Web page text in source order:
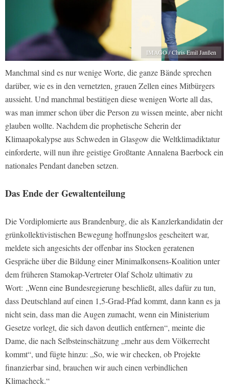
IMAGO / Chris Emil Janßen
Manchmal sind es nur wenige Worte, die ganze Bände sprechen
darüber, wie es in den vernetzten, grauen Zellen eines Mitbürgers
aussieht. Und manchmal bestätigen diese wenigen Worte all das,
was man immer schon über die Person zu wissen meinte, aber nicht
glauben wollte. Nachdem die prophetische Seherin der
Klimaapokalypse aus Schweden in Glasgow die Weltklimadiktatur
einforderte, will nun ihre geistige Großtante Annalena Baerbock ein
nationales Pendant daneben setzen.
Das Ende der Gewaltenteilung
Die Vordiplomierte aus Brandenburg, die als Kanzlerkandidatin der
grünkollektivistischen Bewegung hoffnungslos gescheitert war,
meldete sich angesichts der offenbar ins Stocken geratenen
Gespräche über die Bildung einer Minimalkonsens-Koalition unter
dem früheren Stamokap-Vertreter Olaf Scholz ultimativ zu
Wort: „Wenn eine Bundesregierung beschließt, alles dafür zu tun,
dass Deutschland auf einen 1,5-Grad-Pfad kommt, dann kann es ja
nicht sein, dass man die Augen zumacht, wenn ein Ministerium
Gesetze vorlegt, die sich davon deutlich entfernen“, meinte die
Dame, die nach Selbsteinschätzung „mehr aus dem Völkerrecht
kommt“, und fügte hinzu: „So, wie wir checken, ob Projekte
finanzierbar sind, brauchen wir auch einen verbindlichen
Klimacheck.“